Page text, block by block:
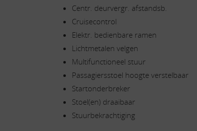
Centr. deurvergr. afstandsb.
Cruisecontrol
Elektr. bedienbare ramen
Lichtmetalen velgen
Multifunctioneel stuur
Passagiersstoel hoogte verstelbaar
Startonderbreker
Stoel(en) draaibaar
Stuurbekrachtiging